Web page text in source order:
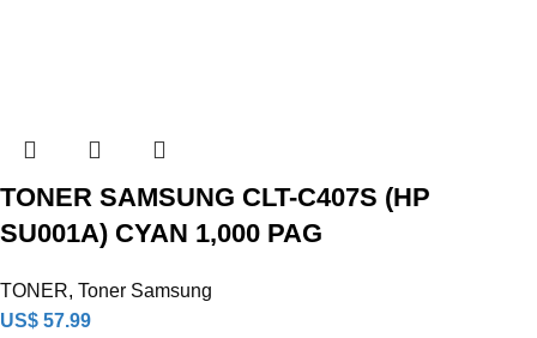
TONER SAMSUNG CLT-C407S (HP
SU001A) CYAN 1,000 PAG
TONER, Toner Samsung
US$ 57.99